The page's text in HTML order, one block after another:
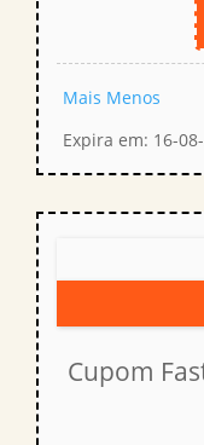
Mais Menos
Expira em: 16-
Cupom